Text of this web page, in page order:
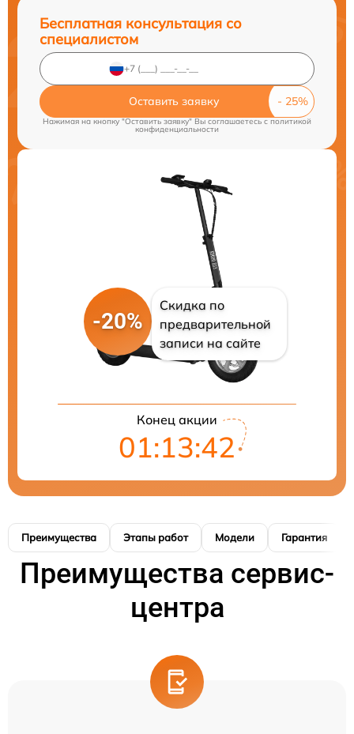
Бесплатная консультация со
специалистом
Оставить заявку
Нажимая на кнопку "Оставить заявку" Вы соглашаетесь cполитикой
конфиденциальности
-20%
Скидка по
предварительной
записи на сайте
Конец акции
01:13:41
Преимущества Этапы работ Модели Гарантия
Преимущества сервис-
центра